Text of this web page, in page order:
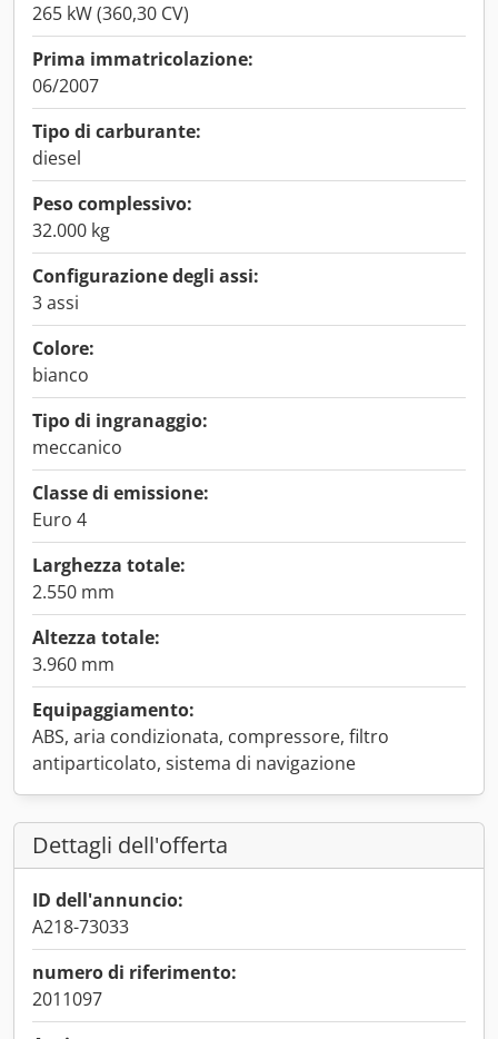
265 kW (360,30 CV)
Prima immatricolazione:
06/2007
Tipo di carburante:
diesel
Peso complessivo:
32.000 kg
Configurazione degli assi:
3 assi
Colore:
bianco
Tipo di ingranaggio:
meccanico
Classe di emissione:
Euro 4
Larghezza totale:
2.550 mm
Altezza totale:
3.960 mm
Equipaggiamento:
ABS, aria condizionata, compressore, filtro
antiparticolato, sistema di navigazione
Dettagli dell'offerta
ID dell'annuncio:
A218-73033
numero di riferimento:
2011097